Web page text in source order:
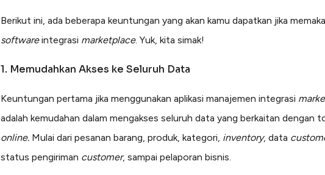
Berikut ini, ada beberapa keuntungan yang akan kamu dapatkan jika
softwareintegrasi marketplace. Yuk, kita simak!
1. Memudahkan Akses ke Seluruh Data
Keuntungan pertama jika menggunakan aplikasi manajemen integrasi
adalah kemudahan dalam mengakses seluruh data yang berkaitan dengan
online. Mulai dari pesanan barang, produk, kategori, inventory, data
status pengiriman customer, sampai pelaporan bisnis.